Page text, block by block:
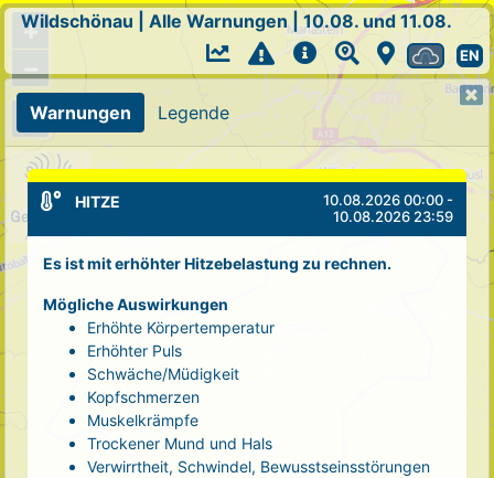
+
−
Wildschönau Alle Warnungen|10.08. und 11.08.
EN
Warnungen Legende
HITZE
10.08.2026 00:00 -
10.08.2026 23:59
Es ist mit erhöhter Hitzebelastung zu rechnen.
Mögliche Auswirkungen
Erhöhte Körpertemperatur
Erhöhter Puls
Schwäche/Müdigkeit
Kopfschmerzen
Muskelkrämpfe
Trockener Mund und Hals
Verwirrtheit, Schwindel, Bewusstseinsstörungen